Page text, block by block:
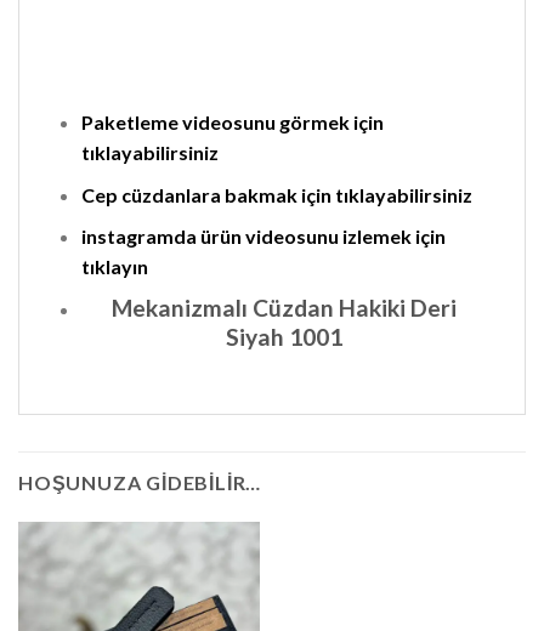
Paketleme videosunu görmek için
tıklayabilirsiniz
Cep cüzdanlara bakmak için tıklayabilirsiniz
instagramda ürün videosunu izlemek için
tıklayın
Mekanizmalı Cüzdan Hakiki Deri
Siyah 1001
HOŞUNUZA GIDEBILIR…